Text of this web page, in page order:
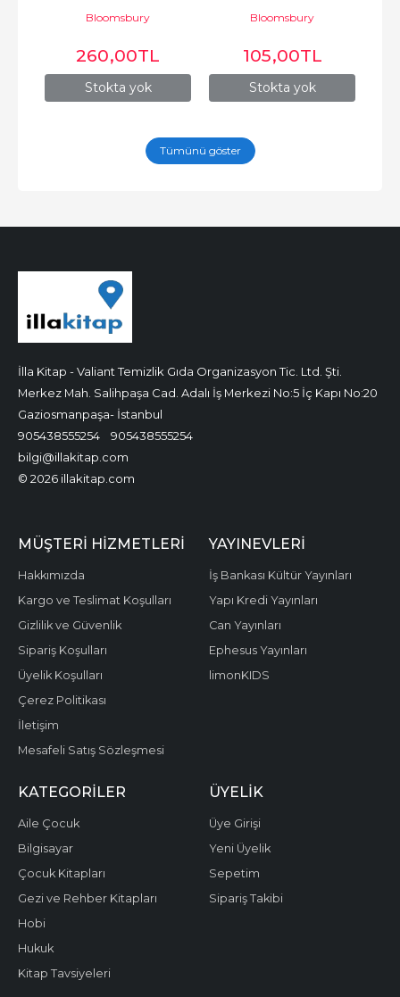
Stokta yok
Bloomsbury
260,00TL
Stokta yok
Bloomsbury
105,00TL
Tümünü göster
İlla Kitap - Valiant Temizlik Gıda Organizasyon Tic. Ltd. Şti.
Merkez Mah. Salihpaşa Cad. Adalı İş Merkezi No:5 İç Kapı No:20
Gaziosmanpaşa- İstanbul
905438555254
905438555254
bilgi@illakitap.com
© 2026 illakitap.com
MÜŞTERI HIZMETLERI
Hakkımızda
Kargo ve Teslimat Koşulları
Gizlilik ve Güvenlik
Sipariş Koşulları
Üyelik Koşulları
Çerez Politikası
İletişim
Mesafeli Satış Sözleşmesi
YAYINEVLERI
İş Bankası Kültür Yayınları
Yapı Kredi Yayınları
Can Yayınları
Ephesus Yayınları
limonKIDS
KATEGORILER
Aile Çocuk
Bilgisayar
Çocuk Kitapları
Gezi ve Rehber Kitapları
Hobi
Hukuk
Kitap Tavsiyeleri
ÜYELIK
Üye Girişi
Yeni Üyelik
Sepetim
Sipariş Takibi